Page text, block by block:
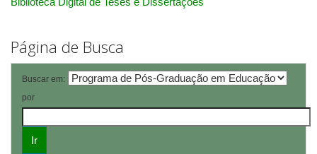
Página de Busca
Buscar em:
por